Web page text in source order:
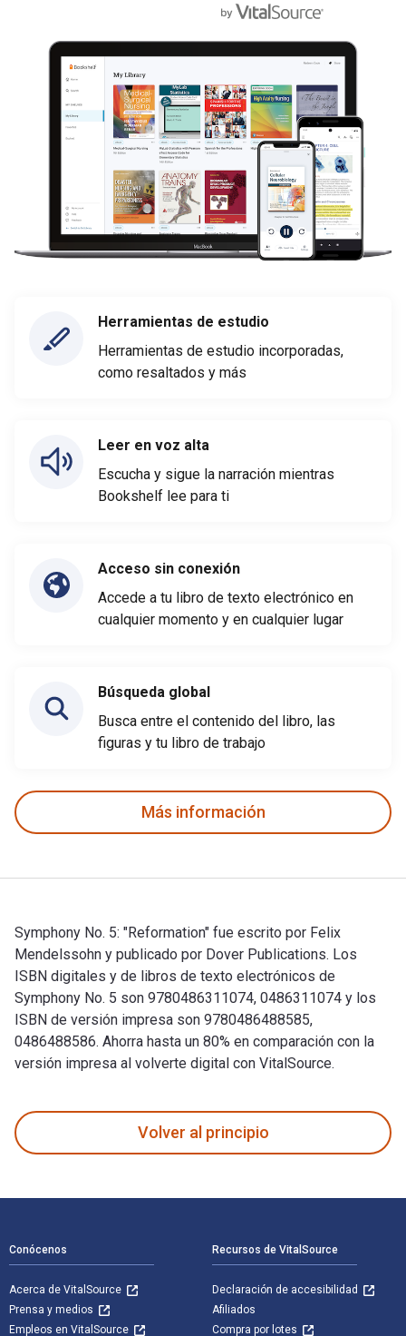
Herramientas de estudio
Herramientas de estudio incorporadas,
como resaltados y más
Leer en voz alta
Escucha y sigue la narración mientras
Bookshelf lee para ti
Acceso sin conexión
Accede a tu libro de texto electrónico en
cualquier momento y en cualquier lugar
Búsqueda global
Busca entre el contenido del libro, las
figuras y tu libro de trabajo
Más información
Symphony No. 5: "Reformation" fue escrito por Felix
Mendelssohn y publicado por Dover Publications. Los
ISBN digitales y de libros de texto electrónicos de
Symphony No. 5 son 9780486311074, 0486311074 y los
ISBN de versión impresa son 9780486488585,
0486488586. Ahorra hasta un 80% en comparación con la
versión impresa al volverte digital con VitalSource.
Volver al principio
Conócenos
Acerca de VitalSource
Prensa y medios
Empleos en VitalSource
Recursos de VitalSource
Declaración de accesibilidad
Afiliados
Compra por lotes